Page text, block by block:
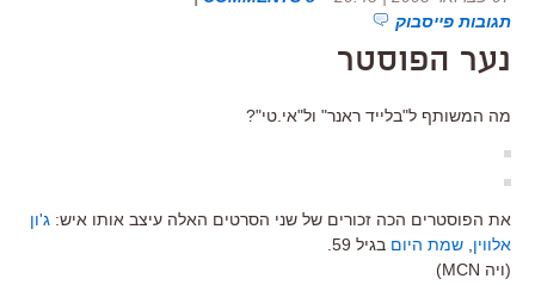
תגובות פייסבוק
נער הפוסטר
מה המשותף ל"בלייד ראנר" ול"אי.טי"?
את הפוסטרים הכה זכורים של שני הסרטים האלה עיצב אותו איש: ג'ון
אלווין שמת היום בגיל 59.
(ויה MCN)